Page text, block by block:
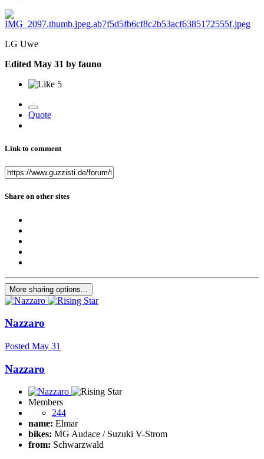
LG Uwe
Edited May 31 by fauno
5
Quote
Link to comment
Share on other sites
More sharing options...
Nazzaro
Posted May 31
Nazzaro
Members
244
name: Elmar
bikes: MG Audace / Suzuki V-Strom
from: Schwarzwald